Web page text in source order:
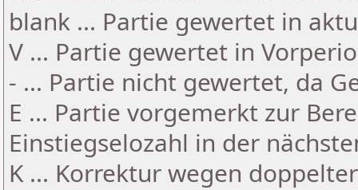
blank ... Partie gewertet in
V ... Partie gewertet in
- ... Partie nicht gewertet, da
E ... Partie vorgemerkt zur
Einstiegselozahl in der
K ... Korrektur wegen